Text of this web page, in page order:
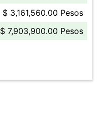
$ 3,161,560.00 Pesos
$ 7,903,900.00 Pesos